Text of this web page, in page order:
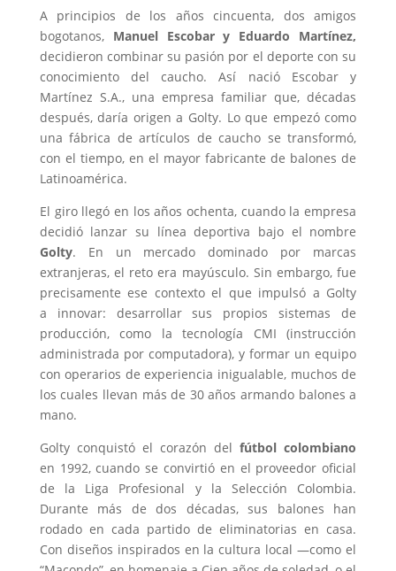
A principios de los años cincuenta, dos amigos
bogotanos,Manuel Escobar y Eduardo Martínez,
decidieron combinar su pasión por el deporte con su
conocimiento del caucho. Así nació Escobar y
Martínez S.A., una empresa familiar que, décadas
después, daría origen a Golty. Lo que empezó como
una fábrica de artículos de caucho se transformó,
con el tiempo, en el mayor fabricante de balones de
Latinoamérica.
El giro llegó en los años ochenta, cuando la empresa
decidió lanzar su línea deportiva bajo el nombre
Golty. En un mercado dominado por marcas
extranjeras, el reto era mayúsculo. Sin embargo, fue
precisamente ese contexto el que impulsó a Golty
a innovar: desarrollar sus propios sistemas de
producción, como la tecnología CMI (instrucción
administrada por computadora), y formar un equipo
con operarios de experiencia inigualable, muchos de
los cuales llevan más de 30 años armando balones a
mano.
Golty conquistó el corazón delfútbol colombiano
en 1992, cuando se convirtió en el proveedor oficial
de la Liga Profesional y la Selección Colombia.
Durante más de dos décadas, sus balones han
rodado en cada partido de eliminatorias en casa.
Con diseños inspirados en la cultura local —como el